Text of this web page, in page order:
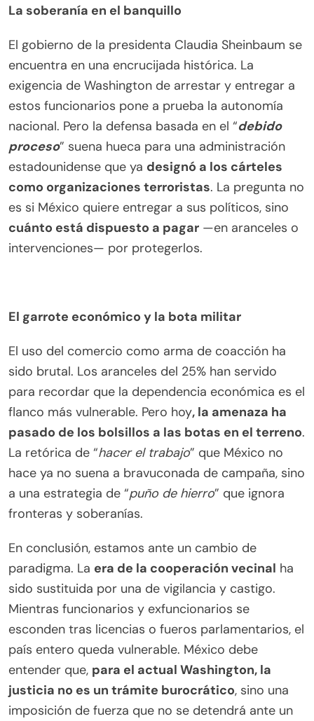
La soberanía en el banquillo
El gobierno de la presidenta Claudia Sheinbaum se
encuentra en una encrucijada histórica. La
exigencia de Washington de arrestar y entregar a
estos funcionarios pone a prueba la autonomía
nacional. Pero la defensa basada en el “debido
proceso” suena hueca para una administración
estadounidense que ya designó a los cárteles
como organizaciones terroristas. La pregunta no
es si México quiere entregar a sus políticos, sino
cuánto está dispuesto a pagar —en aranceles o
intervenciones— por protegerlos.
El garrote económico y la bota militar
El uso del comercio como arma de coacción ha
sido brutal. Los aranceles del 25% han servido
para recordar que la dependencia económica es el
flanco más vulnerable. Pero hoy, la amenaza ha
pasado de los bolsillos a las botas en el terreno.
La retórica de “hacer el trabajo” que México no
hace ya no suena a bravuconada de campaña, sino
a una estrategia de “puño de hierro” que ignora
fronteras y soberanías.
En conclusión, estamos ante un cambio de
paradigma. La era de la cooperación vecinal ha
sido sustituida por una de vigilancia y castigo.
Mientras funcionarios y exfuncionarios se
esconden tras licencias o fueros parlamentarios, el
país entero queda vulnerable. México debe
entender que, para el actual Washington, la
justicia no es un trámite burocrático, sino una
imposición de fuerza que no se detendrá ante un